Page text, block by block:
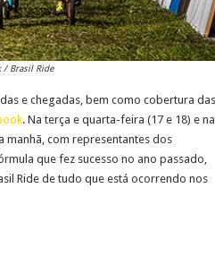
/ Brasil Ride
e chegadas, bem como cobertura das
. Na terça e quarta-feira (17 e 18) e na
manhã, com representantes dos
que fez sucesso no ano passado,
Ride de tudo que está ocorrendo nos